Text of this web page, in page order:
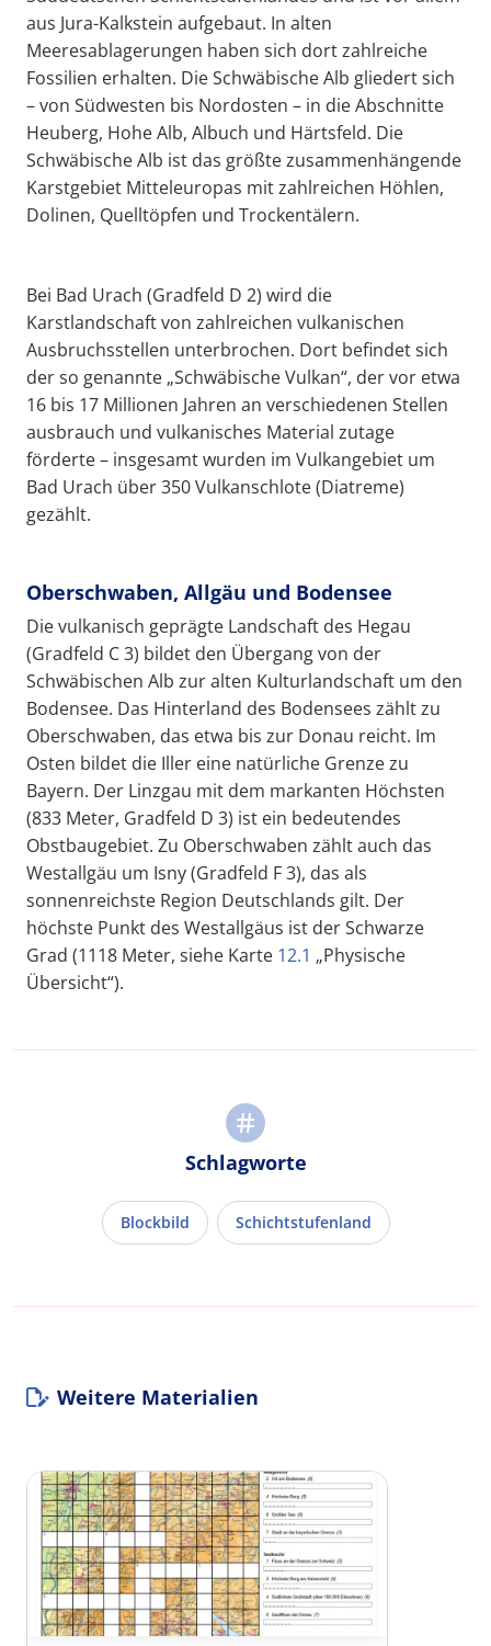
aus Jura-Kalkstein aufgebaut. In alten
Meeresablagerungen haben sich dort zahlreiche
Fossilien erhalten. Die Schwäbische Alb gliedert sich
– von Südwesten bis Nordosten – in die Abschnitte
Heuberg, Hohe Alb, Albuch und Härtsfeld. Die
Schwäbische Alb ist das größte zusammenhängende
Karstgebiet Mitteleuropas mit zahlreichen Höhlen,
Dolinen, Quelltöpfen und Trockentälern.
Bei Bad Urach (Gradfeld D 2) wird die
Karstlandschaft von zahlreichen vulkanischen
Ausbruchsstellen unterbrochen. Dort befindet sich
der so genannte „Schwäbische Vulkan“, der vor etwa
16 bis 17 Millionen Jahren an verschiedenen Stellen
ausbrauch und vulkanisches Material zutage
förderte – insgesamt wurden im Vulkangebiet um
Bad Urach über 350 Vulkanschlote (Diatreme)
gezählt.
Oberschwaben, Allgäu und Bodensee
Die vulkanisch geprägte Landschaft des Hegau
(Gradfeld C 3) bildet den Übergang von der
Schwäbischen Alb zur alten Kulturlandschaft um den
Bodensee. Das Hinterland des Bodensees zählt zu
Oberschwaben, das etwa bis zur Donau reicht. Im
Osten bildet die Iller eine natürliche Grenze zu
Bayern. Der Linzgau mit dem markanten Höchsten
(833 Meter, Gradfeld D 3) ist ein bedeutendes
Obstbaugebiet. Zu Oberschwaben zählt auch das
Westallgäu um Isny (Gradfeld F 3), das als
sonnenreichste Region Deutschlands gilt. Der
höchste Punkt des Westallgäus ist der Schwarze
Grad (1118 Meter, siehe Karte 12.1 „Physische
Übersicht“).
Schlagworte
Blockbild Schichtstufenland
Weitere Materialien